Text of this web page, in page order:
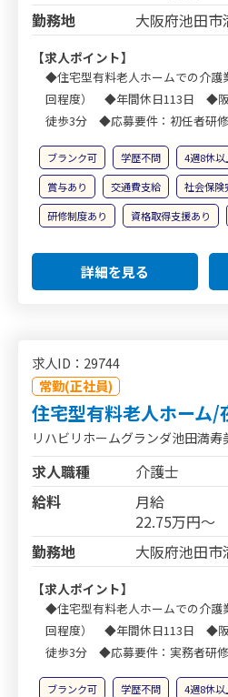
勤務地
大阪府池田
【求人ポイント】
◆住宅型有料老人ホームでの介
回程度） ◆年間休日113日 ◆阪
徒歩3分 ◆応募要件：初任者研修
ブランク可 学歴不問 4週8休以
賞与あり
交通費支給 社会保険
研修制度あり
資格取得支援あり
詳細を見る
求人ID：29744
常勤(正社員)
住宅型有料老人ホーム/
リハビリホームグランダ池田満寿
求人職種
介護士
給料
月給
22.75万円～
勤務地
大阪府池田
【求人ポイント】
◆住宅型有料老人ホームでの介
回程度） ◆年間休日113日 ◆阪
徒歩3分 ◆応募要件：実務者研修
ブランク可 学歴不問 4週8休以